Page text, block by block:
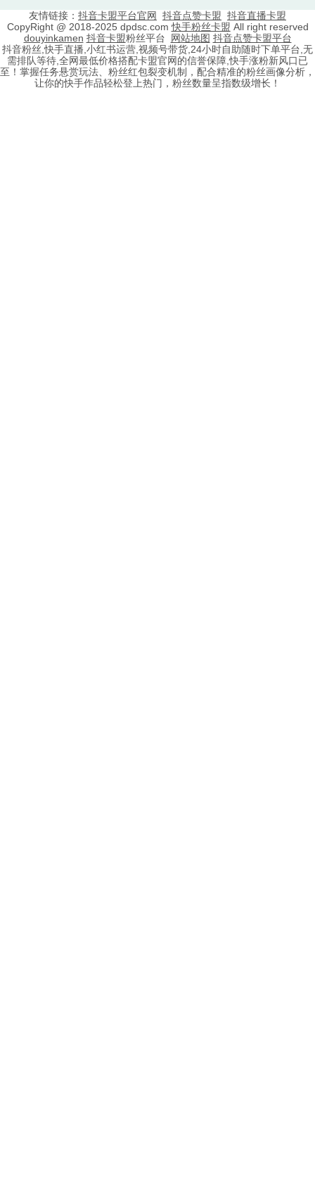
友情链接： 抖音卡盟平台官网 抖音点赞卡盟 抖音直播卡盟
CopyRight @ 2018-2025 dpdsc.com快手粉丝卡盟 All right reserved
douyinkamen 抖音卡盟粉丝平台 网站地图 抖音点赞卡盟平台
抖音粉丝,快手直播,小红书运营,视频号带货,24小时自助随时下单平台,无
需排队等待,全网最低价格搭配卡盟官网的信誉保障,快手涨粉新风口已
至！掌握任务悬赏玩法、粉丝红包裂变机制，配合精准的粉丝画像分析，
让你的快手作品轻松登上热门，粉丝数量呈指数级增长！